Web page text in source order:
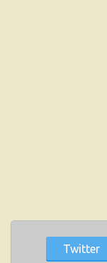
Twitter